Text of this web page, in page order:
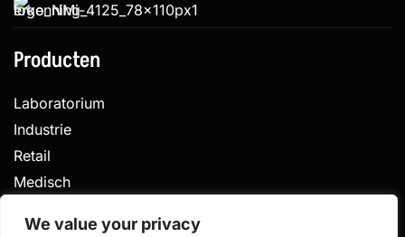
We value your privacy
Producten
Laboratorium
Industrie
Retail
Medisch